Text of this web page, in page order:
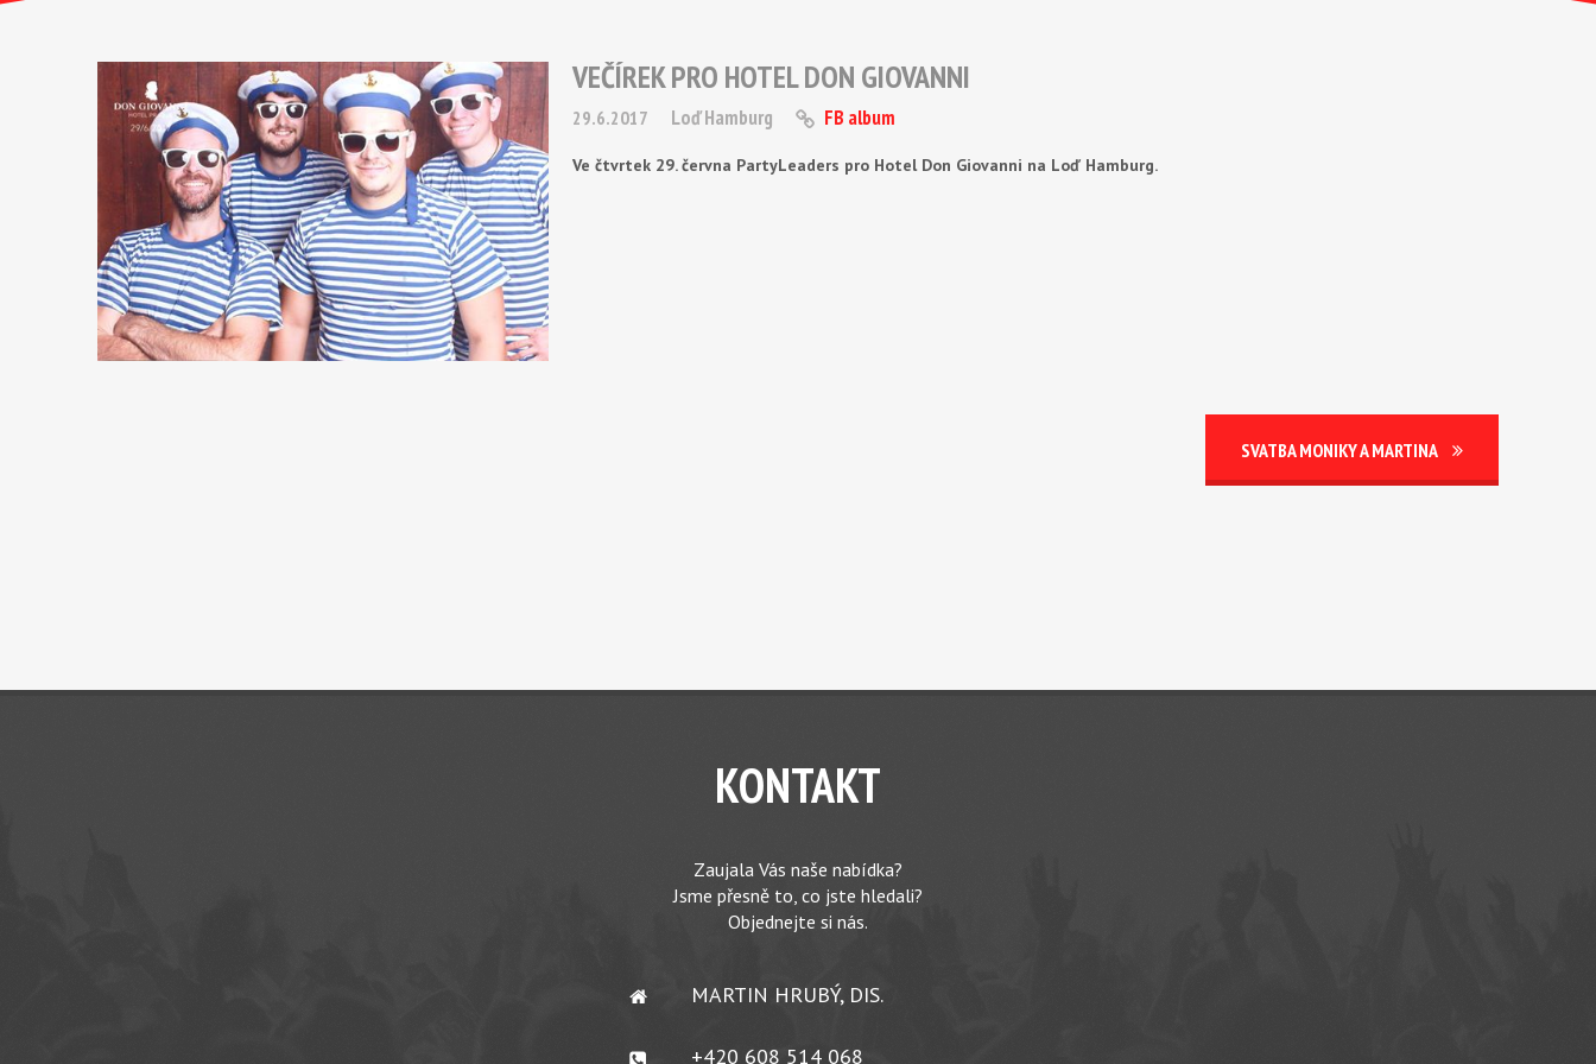
VEČÍREK PRO HOTEL DON GIOVANNI
29.6.2017 Loď Hamburg FB album
Ve čtvrtek 29. června PartyLeaders pro Hotel Don Giovanni na Loď Hamburg.
SVATBA MONIKY A MARTINA
KONTAKT
Zaujala Vás naše nabídka?
Jsme přesně to, co jste hledali?
Objednejte si nás.
MARTIN HRUBÝ, DIS.
+420 608 514 068